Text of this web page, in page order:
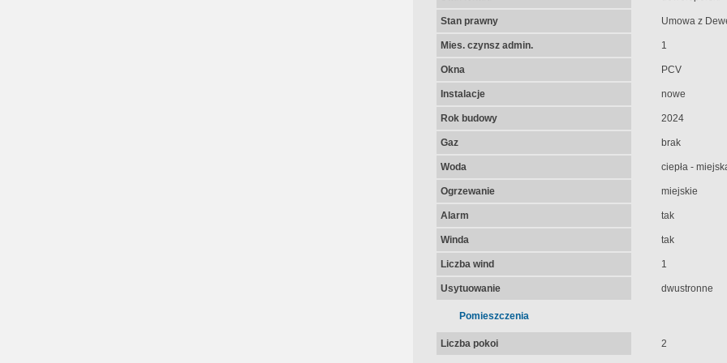
Stan prawny Umowa z
Mies. czynsz admin. 1
Okna PCV
Instalacje nowe
Rok budowy 2024
Gaz brak
Woda ciepła -
Ogrzewanie miejskie
Alarm tak
Winda tak
Liczba wind 1
Usytuowanie dwustronne
Pomieszczenia
Liczba pokoi 2